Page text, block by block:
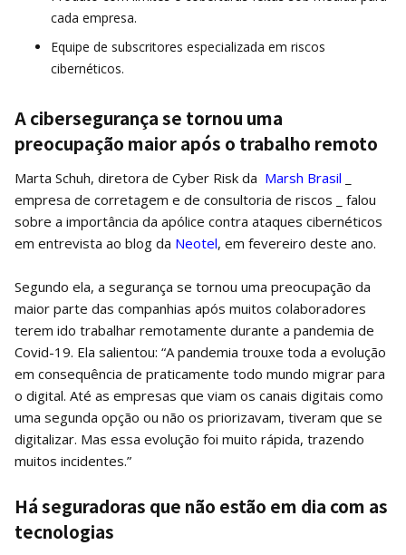
cada empresa.
Equipe de subscritores especializada em riscos
cibernéticos.
A cibersegurança se tornou uma
preocupação maior após o trabalho remoto
Marta Schuh, diretora de Cyber Risk da Marsh Brasil
empresa de corretagem e de consultoria de riscos _ falou
sobre a importância da apólice contra ataques cibernéticos
em entrevista ao blog da Neotel, em fevereiro deste ano.
Segundo ela, a segurança se tornou uma preocupação da
maior parte das companhias após muitos colaboradores
terem ido trabalhar remotamente durante a pandemia de
Covid-19. Ela salientou: “A pandemia trouxe toda a evolução
em consequência de praticamente todo mundo migrar para
o digital. Até as empresas que viam os canais digitais como
uma segunda opção ou não os priorizavam, tiveram que se
digitalizar. Mas essa evolução foi muito rápida, trazendo
muitos incidentes.”
Há seguradoras que não estão em dia com as
tecnologias